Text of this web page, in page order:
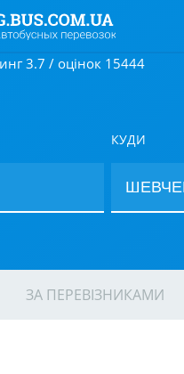
3.7 / оцінок 15444
КУДИ
ЗА ПЕРЕВІЗНИКАМИ